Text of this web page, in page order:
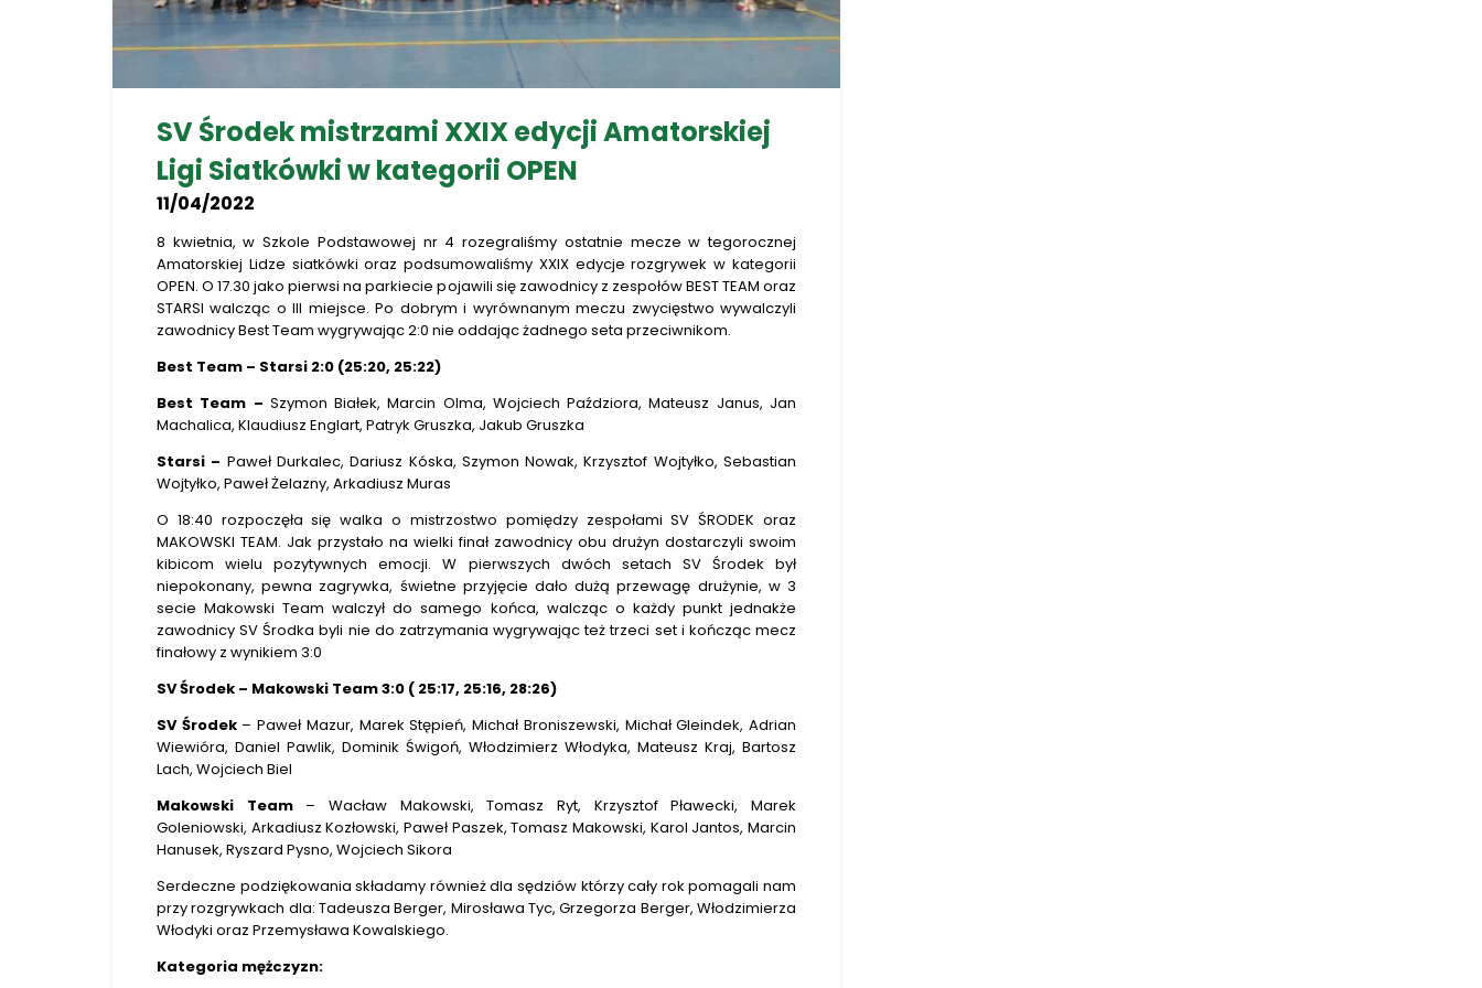
SV Środek mistrzami XXIX edycji Amatorskiej
Ligi Siatkówki w kategorii OPEN
11/04/2022
8 kwietnia, w Szkole Podstawowej nr 4 rozegraliśmy ostatnie mecze w tegorocznej
Amatorskiej Lidze siatkówki oraz podsumowaliśmy XXIX edycje rozgrywek w kategorii
OPEN. O 17.30 jako pierwsi na parkiecie pojawili się zawodnicy z zespołów BEST TEAM oraz
STARSI walcząc o III miejsce. Po dobrym i wyrównanym meczu zwycięstwo wywalczyli
zawodnicy Best Team wygrywając 2:0 nie oddając żadnego seta przeciwnikom.
Best Team – Starsi 2:0 (25:20, 25:22)
Best Team – Szymon Białek, Marcin Olma, Wojciech Paździora, Mateusz Janus, Jan
Machalica, Klaudiusz Englart, Patryk Gruszka, Jakub Gruszka
Starsi – Paweł Durkalec, Dariusz Kóska, Szymon Nowak, Krzysztof Wojtyłko, Sebastian
Wojtyłko, Paweł Żelazny, Arkadiusz Muras
O 18:40 rozpoczęła się walka o mistrzostwo pomiędzy zespołami SV ŚRODEK oraz
MAKOWSKI TEAM. Jak przystało na wielki finał zawodnicy obu drużyn dostarczyli swoim
kibicom wielu pozytywnych emocji. W pierwszych dwóch setach SV Środek był
niepokonany, pewna zagrywka, świetne przyjęcie dało dużą przewagę drużynie, w 3
secie Makowski Team walczył do samego końca, walcząc o każdy punkt jednakże
zawodnicy SV Środka byli nie do zatrzymania wygrywając też trzeci set i kończąc mecz
finałowy z wynikiem 3:0
SV Środek – Makowski Team 3:0 ( 25:17, 25:16, 28:26)
SV Środek– Paweł Mazur, Marek Stępień, Michał Broniszewski, Michał Gleindek, Adrian
Wiewióra, Daniel Pawlik, Dominik Świgoń, Włodzimierz Włodyka, Mateusz Kraj, Bartosz
Lach, Wojciech Biel
Makowski Team – Wacław Makowski, Tomasz Ryt, Krzysztof Pławecki, Marek
Goleniowski, Arkadiusz Kozłowski, Paweł Paszek, Tomasz Makowski, Karol Jantos, Marcin
Hanusek, Ryszard Pysno, Wojciech Sikora
Serdeczne podziękowania składamy również dla sędziów którzy cały rok pomagali nam
przy rozgrywkach dla: Tadeusza Berger, Mirosława Tyc, Grzegorza Berger, Włodzimierza
Włodyki oraz Przemysława Kowalskiego.
Kategoria mężczyzn: